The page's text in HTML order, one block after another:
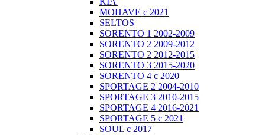
MOHAVE с 2021
SELTOS
SORENTO 1 2002-2009
SORENTO 2 2009-2012
SORENTO 2 2012-2015
SORENTO 3 2015-2020
SORENTO 4 с 2020
SPORTAGE 2 2004-2010
SPORTAGE 3 2010-2015
SPORTAGE 4 2016-2021
SPORTAGE 5 с 2021
SOUL с 2017